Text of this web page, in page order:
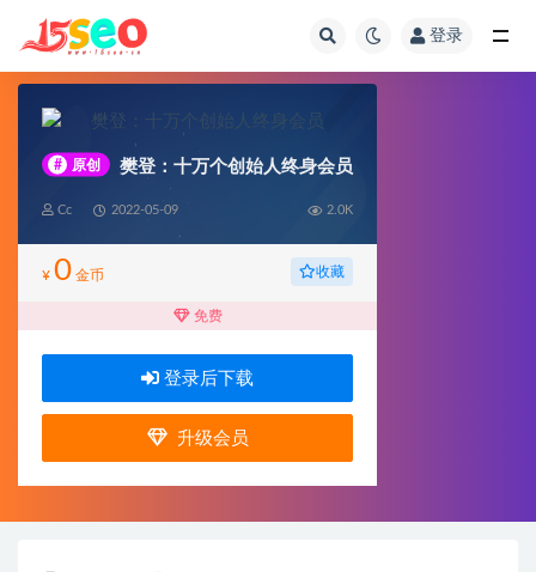
登录
# 原创 樊登：十万个创始人终身会员
Cc 2022-05-09 2.0K
¥ 0 金币 收藏
免费
登录后下载
升级会员